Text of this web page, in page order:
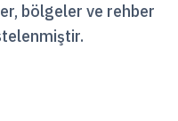
bölgeler ve rehber